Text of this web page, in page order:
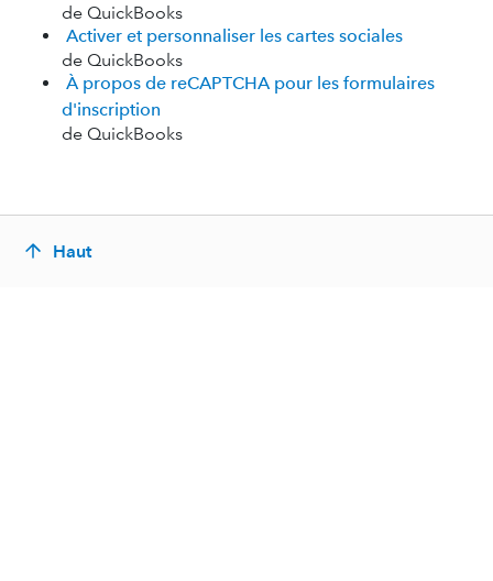
de QuickBooks
Activer et personnaliser les cartes sociales
de QuickBooks
À propos de reCAPTCHA pour les formulaires
d'inscription
de QuickBooks
Haut